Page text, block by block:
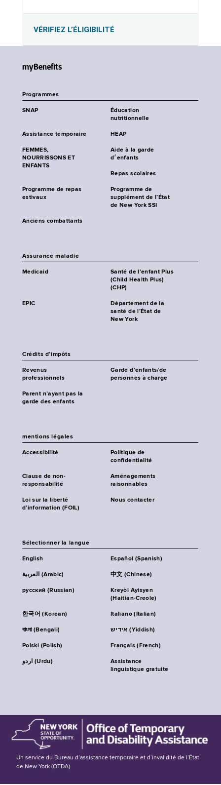
VÉRIFIEZ L’ÉLIGIBILITÉ
myBenefits
Programmes
SNAP
Éducation
nutritionnelle
Assistance temporaire HEAP
FEMMES,
NOURRISSONS ET
ENFANTS
Aide à la garde
d׳enfants
Repas scolaires
Programme de repas
estivaux
Programme de
supplément de l’État
de New York SSI
Anciens combattants
Assurance maladie
Medicaid
Santé de l’enfant Plus
(Child Health Plus)
(CHP)
EPIC
Département de la
santé de l’État de
New York
Crédits d’impôts
Revenus
professionnels
Garde d’enfants/de
personnes à charge
Parent n’ayant pas la
garde des enfants
mentions légales
Accessibilité
Politique de
confidentialité
Clause de non-
responsabilité
Aménagements
raisonnables
Loi sur la liberté
d’information (FOIL)
Nous contacter
Sélectionner la langue
English Español (Spanish)
العربية (Arabic) 中文 (Chinese)
русский (Russian)
Kreyòl Ayisyen
(Haitian-Creole)
한국어 (Korean) Italiano (Italian)
বাংলা (Bengali) אידיש (Yiddish)
Polski (Polish) Français (French)
اردو (Urdu)
Assistance
linguistique gratuite
Un service du Bureau d’assistance temporaire et d’invalidité de l’État
de New York (OTDA)